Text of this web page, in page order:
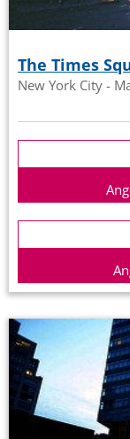
The Times
New York City -